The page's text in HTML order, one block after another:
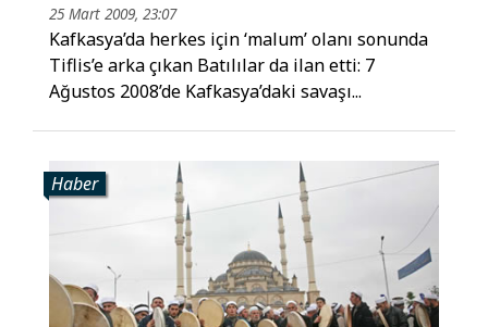
25 Mart 2009, 23:07
Kafkasya’da herkes için ‘malum’ olanı sonunda
Tiflis’e arka çıkan Batılılar da ilan etti: 7
Ağustos 2008’de Kafkasya’daki savaşı...
Haber